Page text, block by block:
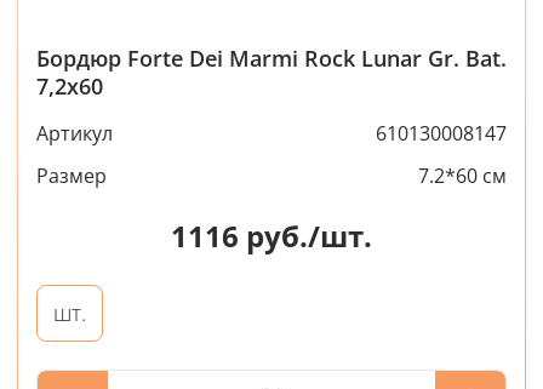
Бордюр Forte Dei Marmi Rock Lunar Gr. Bat.
7,2x60
Артикул
610130008147
Размер
7.2*60 см
1116 руб./шт.
шт.